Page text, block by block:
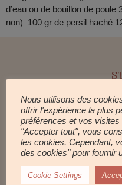
d’eau ou de bouillon de
non) 100 gr de persil haché
LE
Nous utilisons des
offrir l'expérience la plus
préférences et vos
"Accepter tout", vous
les cookies. Cependant,
des cookies" pour fournir
Cookie Settings